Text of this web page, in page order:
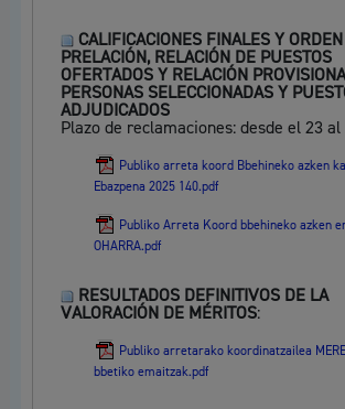
CALIFICACIONES FINALES Y
PRELACIÓN, RELACIÓN DE PUESTOS
OFERTADOS Y RELACIÓN
PERSONAS SELECCIONADAS Y
ADJUDICADOS
Plazo de reclamaciones: desde el 23
Publiko arreta koord Bbehineko azken
Ebazpena 2025 140.pdf
Publiko Arreta Koord bbehineko azken
OHARRA.pdf
RESULTADOS DEFINITIVOS DE LA
VALORACIÓN DE MÉRITOS:
Publiko arretarako koordinatzailea
bbetiko emaitzak.pdf